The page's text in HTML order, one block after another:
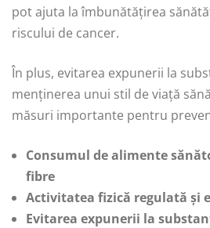
pot ajuta la îmbunătățirea
riscului de cancer.
În plus, evitarea expunerii la
menținerea unui stil de viață
măsuri importante pentru
Consumul de alimente
fibre
Activitatea fizică regulată și
Evitarea expunerii la